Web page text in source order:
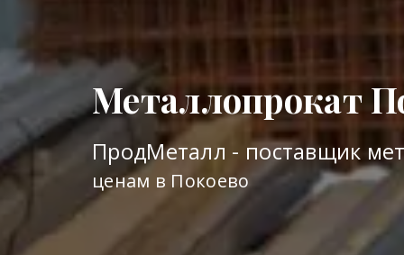
Металлопрокат
ПродМеталл - поставщик
ценам в Покоево